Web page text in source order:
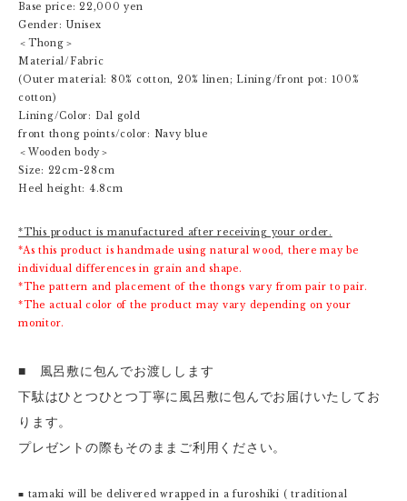
Base price: 22,000 yen
Gender: Unisex
＜Thong＞
Material/Fabric
(Outer material: 80% cotton, 20% linen; Lining/front pot: 100%
cotton)
Lining/Color: Dal gold
front thong points/color: Navy blue
＜Wooden body＞
Size: 22cm-28cm
Heel height: 4.8cm
*This product is manufactured after receiving your order.
*As this product is handmade using natural wood, there may be
individual differences in grain and shape.
*The pattern and placement of the thongs vary from pair to pair.
*The actual color of the product may vary depending on your
monitor.
■ 風呂敷に包んでお渡しします
下駄はひとつひとつ丁寧に風呂敷に包んでお届けいたしてお
ります。
プレゼントの際もそのままご利用ください。
■ tamaki will be delivered wrapped in a furoshiki ( traditional